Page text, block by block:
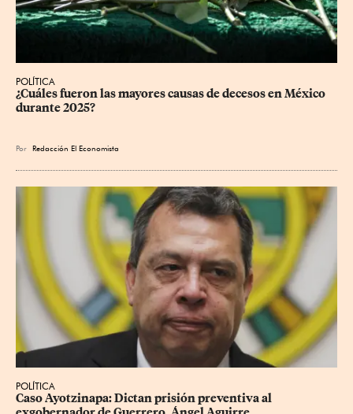
POLÍTICA
¿Cuáles fueron las mayores causas de decesos en México
durante 2025?
Por Redacción El Economista
POLÍTICA
Caso Ayotzinapa: Dictan prisión preventiva al